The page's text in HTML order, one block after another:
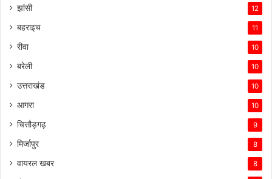
झांसी 12
बहराइच 11
रीवा 10
बरेली 10
उत्तराखंड 10
आगरा 10
चित्तौड़गढ़ 9
मिर्जापुर 8
वायरल खबर 8